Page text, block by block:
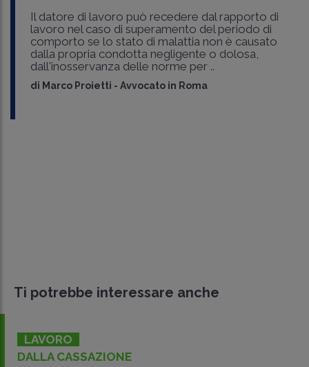
Il datore di lavoro può recedere dal rapporto di
lavoro nel caso di superamento del periodo di
comporto se lo stato di malattia non è causato
dalla propria condotta negligente o dolosa,
dall'inosservanza delle norme per ..
di Marco Proietti - Avvocato in Roma
Ti potrebbe interessare anche
LAVORO
DALLA CASSAZIONE